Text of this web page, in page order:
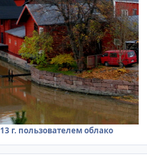
13 г. пользователем облако